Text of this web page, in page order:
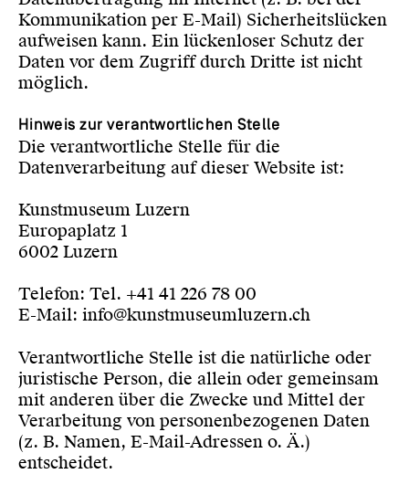
Kommunikation per E-Mail) Sicherheitslücken
aufweisen kann. Ein lückenloser Schutz der
Daten vor dem Zugriff durch Dritte ist nicht
möglich.
Hinweis zur verantwortlichen Stelle
Die verantwortliche Stelle für die
Datenverarbeitung auf dieser Website ist:
Kunstmuseum Luzern
Europaplatz 1
6002 Luzern
Telefon: Tel. +41 41 226 78 00
E-Mail: info@kunstmuseumluzern.ch
Verantwortliche Stelle ist die natürliche oder
juristische Person, die allein oder gemeinsam
mit anderen über die Zwecke und Mittel der
Verarbeitung von personenbezogenen Daten
(z. B. Namen, E-Mail-Adressen o. Ä.)
entscheidet.